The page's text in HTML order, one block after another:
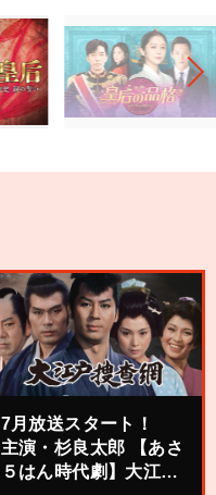
7月放送スタート！
主演・杉良太郎 【あさ
５はん時代劇】大江戸